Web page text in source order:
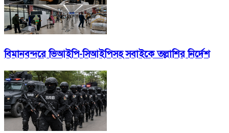
বিমানবন্দরে ভিআইপি-সিআইপিসহ সবাইকে তল্লাশির নির্দেশ